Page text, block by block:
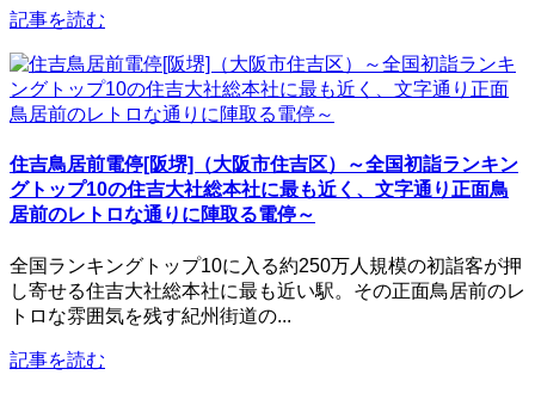
記事を読む
住吉鳥居前電停[阪堺]（大阪市住吉区）～全国初詣ランキン
グトップ10の住吉大社総本社に最も近く、文字通り正面鳥
居前のレトロな通りに陣取る電停～
全国ランキングトップ10に入る約250万人規模の初詣客が押
し寄せる住吉大社総本社に最も近い駅。その正面鳥居前のレ
トロな雰囲気を残す紀州街道の...
記事を読む